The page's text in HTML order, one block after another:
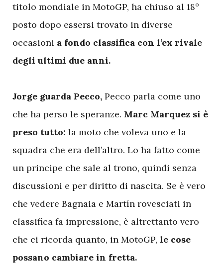
titolo mondiale in MotoGP, ha chiuso al 18°
posto dopo essersi trovato in diverse
occasioni a fondo classifica con l’ex rivale
degli ultimi due anni.
Jorge guarda Pecco, Pecco parla come uno
che ha perso le speranze. Marc Marquez si è
preso tutto: la moto che voleva uno e la
squadra che era dell’altro. Lo ha fatto come
un principe che sale al trono, quindi senza
discussioni e per diritto di nascita. Se è vero
che vedere Bagnaia e Martín rovesciati in
classifica fa impressione, è altrettanto vero
che ci ricorda quanto, in MotoGP, le cose
possano cambiare in fretta.